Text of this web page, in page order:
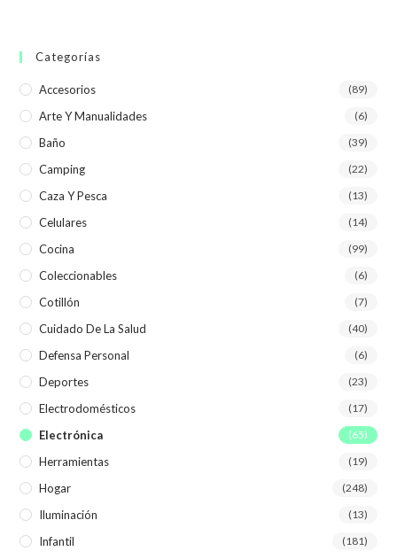
Categorías
Accesorios (89)
Arte Y Manualidades (6)
Baño (39)
Camping (22)
Caza Y Pesca (13)
Celulares (14)
Cocina (99)
Coleccionables (6)
Cotillón (7)
Cuidado De La Salud (40)
Defensa Personal (6)
Deportes (23)
Electrodomésticos (17)
Electrónica (65)
Herramientas (19)
Hogar (248)
Iluminación (13)
Infantil (181)